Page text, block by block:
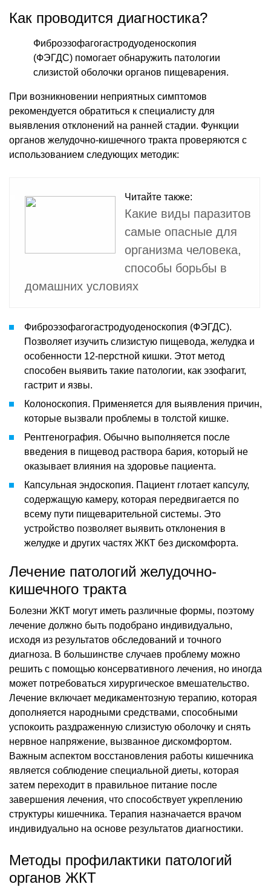
Как проводится диагностика?
Фиброэзофагогастродуоденоскопия
(ФЭГДС) помогает обнаружить патологии
слизистой оболочки органов пищеварения.
При возникновении неприятных симптомов
рекомендуется обратиться к специалисту для
выявления отклонений на ранней стадии. Функции
органов желудочно-кишечного тракта проверяются с
использованием следующих методик:
Читайте также:
Какие виды паразитов
самые опасные для
организма человека,
способы борьбы в
домашних условиях
Фиброэзофагогастродуоденоскопия (ФЭГДС).
Позволяет изучить слизистую пищевода, желудка и
особенности 12-перстной кишки. Этот метод
способен выявить такие патологии, как эзофагит,
гастрит и язвы.
Колоноскопия. Применяется для выявления причин,
которые вызвали проблемы в толстой кишке.
Рентгенография. Обычно выполняется после
введения в пищевод раствора бария, который не
оказывает влияния на здоровье пациента.
Капсульная эндоскопия. Пациент глотает капсулу,
содержащую камеру, которая передвигается по
всему пути пищеварительной системы. Это
устройство позволяет выявить отклонения в
желудке и других частях ЖКТ без дискомфорта.
Лечение патологий желудочно-
кишечного тракта
Болезни ЖКТ могут иметь различные формы, поэтому
лечение должно быть подобрано индивидуально,
исходя из результатов обследований и точного
диагноза. В большинстве случаев проблему можно
решить с помощью консервативного лечения, но иногда
может потребоваться хирургическое вмешательство.
Лечение включает медикаментозную терапию, которая
дополняется народными средствами, способными
успокоить раздраженную слизистую оболочку и снять
нервное напряжение, вызванное дискомфортом.
Важным аспектом восстановления работы кишечника
является соблюдение специальной диеты, которая
затем переходит в правильное питание после
завершения лечения, что способствует укреплению
структуры кишечника. Терапия назначается врачом
индивидуально на основе результатов диагностики.
Методы профилактики патологий
органов ЖКТ